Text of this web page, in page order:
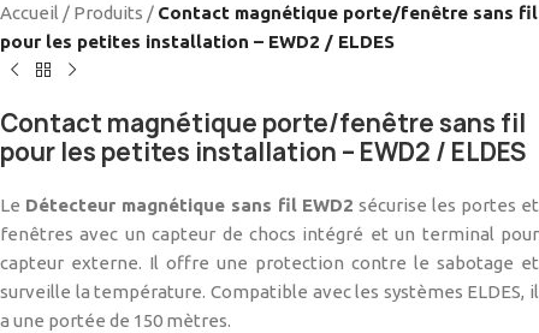
Accueil / Produits / Contact magnétique porte/fenêtre sans fil
pour les petites installation – EWD2 / ELDES
Contact magnétique porte/fenêtre sans fil
pour les petites installation – EWD2 / ELDES
Le Détecteur magnétique sans fil EWD2 sécurise les portes et
fenêtres avec un capteur de chocs intégré et un terminal pour
capteur externe. Il offre une protection contre le sabotage et
surveille la température. Compatible avec les systèmes ELDES, il
a une portée de 150 mètres.